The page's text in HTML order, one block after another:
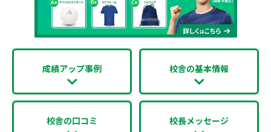
成績アップ事例 校舎の基本情報
校舎の口コミ 校長メッセージ